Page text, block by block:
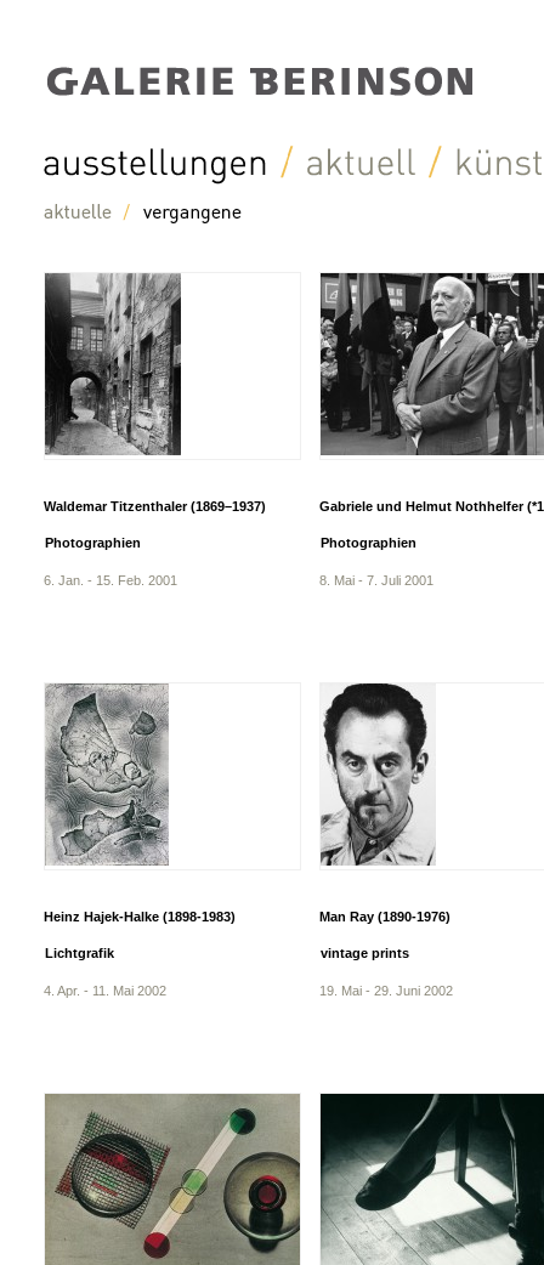
Waldemar Titzenthaler (1869–1937)
Photographien
6. Jan. - 15. Feb. 2001
Gabriele und Helmut Nothhelfer
Photographien
8. Mai - 7. Juli 2001
Heinz Hajek-Halke (1898-1983)
Lichtgrafik
4. Apr. - 11. Mai 2002
Man Ray (1890-1976)
vintage prints
19. Mai - 29. Juni 2002